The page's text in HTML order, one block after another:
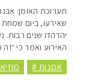
שאירעו, ביום
יהדהדו שנים רבות.
האירוע ואמר כי ‘זה
אמנות #